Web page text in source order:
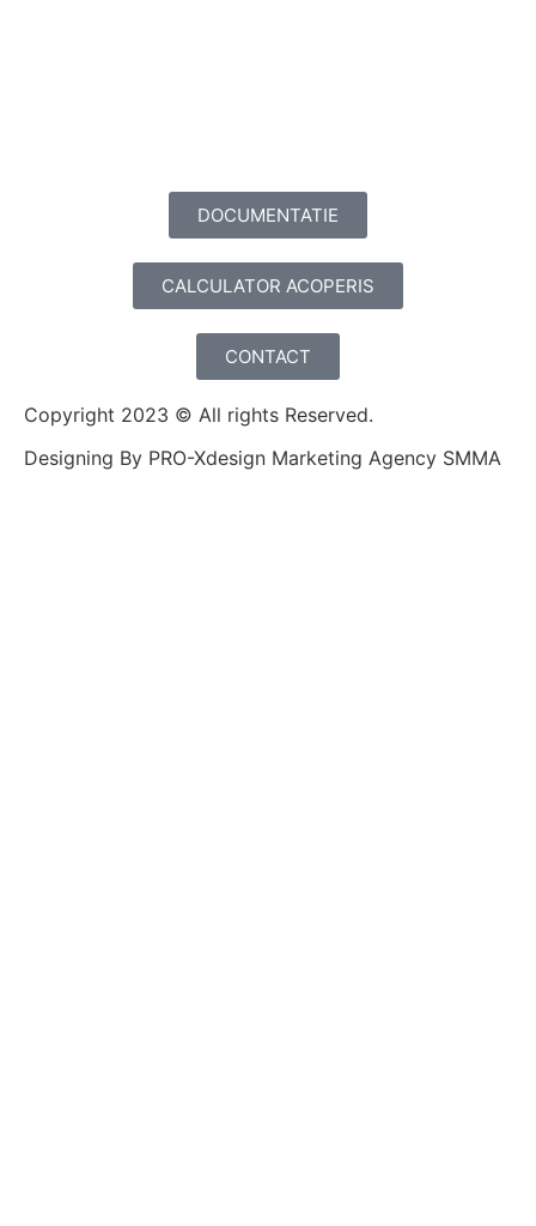
DOCUMENTATIE
CALCULATOR ACOPERIS
CONTACT
Copyright 2023 © All rights Reserved.
Designing By PRO-Xdesign Marketing Agency SMMA